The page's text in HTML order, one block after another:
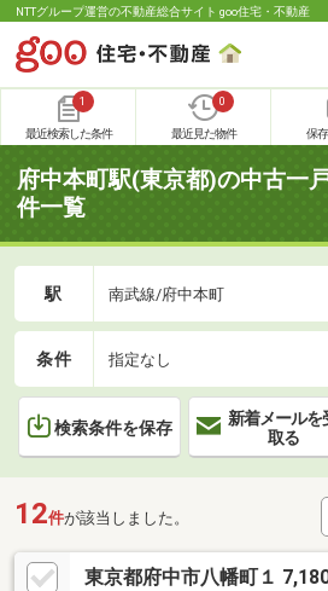
NTTグループ運営の不動産総合サイト goo住宅・不動産
1
最近検索した条件
0
最近見た物件 保
府中本町駅(東京都)の中古一
件一覧
駅 南武線/府中本町
条件 指定なし
検索条件を保存
新着メールを
取る
12件が該当しました。
東京都府中市八幡町１